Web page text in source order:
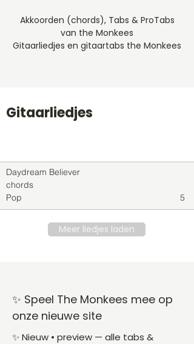
Akkoorden (chords), Tabs & ProTabs
van the Monkees
Gitaarliedjes en gitaartabs the Monkees
Gitaarliedjes
Daydream Believer
chords
Pop
5
Meer liedjes laden
✨ Speel The Monkees mee op
onze nieuwe site
✨ Nieuw • preview — alle tabs &